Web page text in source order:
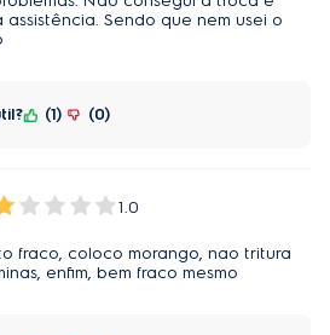
Pulsar.
de água por ano:
Sendo que nem usei o
1 0
1.0
fraco, coloco morango, nao tritura
enfim, bem fraco mesmo